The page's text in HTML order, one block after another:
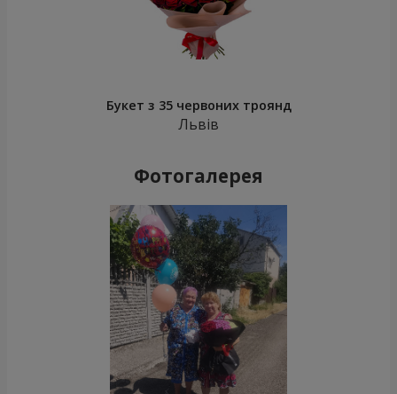
Букет з 35 червоних троянд
Львів
Фотогалерея